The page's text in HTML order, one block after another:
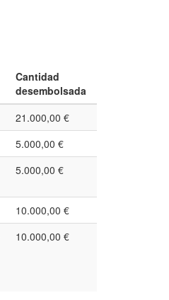
Cantidad
desembolsada
21.000,00 €
5.000,00 €
5.000,00 €
10.000,00 €
10.000,00 €